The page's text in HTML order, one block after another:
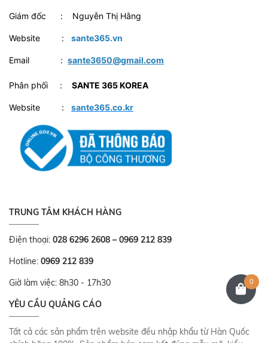
Giám đốc : Nguyễn Thị Hằng
Website : sante365.vn
Email : sante3650@gmail.com
Phân phối : SANTE 365 KOREA
Website : sante365.co.kr
TRUNG TÂM KHÁCH HÀNG
Điện thoại: 028 6296 2608 – 0969 212 839
Hotline: 0969 212 839
Giờ làm việc: 8h30 - 17h30
YÊU CẦU QUẢNG CÁO
Tất cả các sản phẩm trên website đều nhập khẩu từ Hàn Quốc
0